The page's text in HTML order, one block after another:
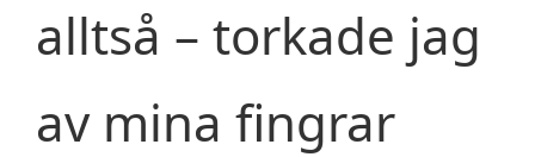
alltså – torkade jag
av mina fingrar